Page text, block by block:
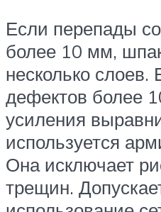
Если перепады
более 10 мм,
несколько
дефектов более
усиления
используется
Она исключает
трещин.